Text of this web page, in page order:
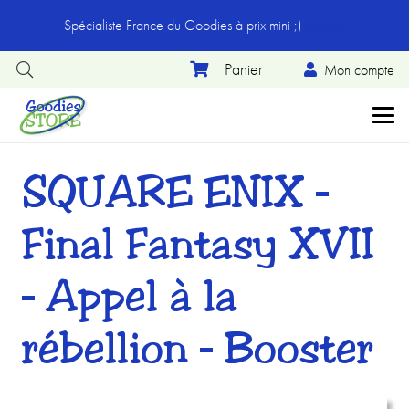
Spécialiste France du Goodies à prix mini ;)
Mon compte
SQUARE ENIX –
Final Fantasy XVII
– Appel à la
rébellion – Booster